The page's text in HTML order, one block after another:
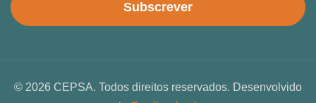
Subscrever
© 2026 CEPSA. Todos direitos reservados. Desenvolvido